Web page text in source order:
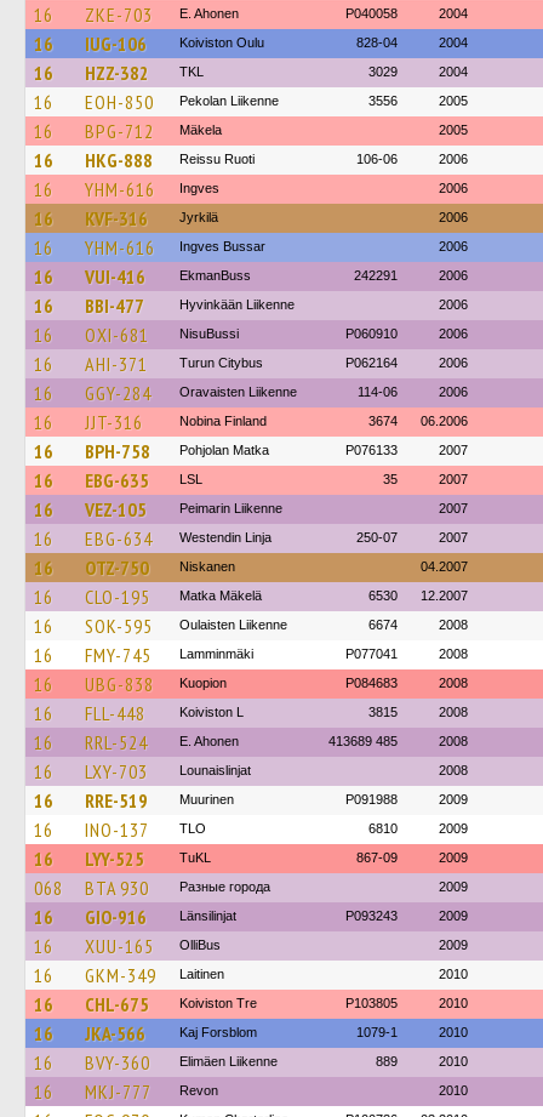
16 ZKE-703 E. Ahonen P040058 2004
16 IUG-106 Koiviston Oulu 828-04 2004
16 HZZ-382 TKL 3029 2004
16 EOH-850 Pekolan Liikenne 3556 2005
16 BPG-712 Mäkela 2005
16 HKG-888 Reissu Ruoti 106-06 2006
16 YHM-616 Ingves 2006
16 KVF-316 Jyrkilä 2006
16 YHM-616 Ingves Bussar 2006
16 VUI-416 EkmanBuss 242291 2006
16 BBI-477 Hyvinkään Liikenne 2006
16 OXI-681 NisuBussi P060910 2006
16 AHI-371 Turun Citybus P062164 2006
16 GGY-284 Oravaisten Liikenne 114-06 2006
16 JJT-316 Nobina Finland 3674 06.2006
16 BPH-758 Pohjolan Matka P076133 2007
16 EBG-635 LSL 35 2007
16 VEZ-105 Peimarin Liikenne 2007
16 EBG-634 Westendin Linja 250-07 2007
16 OTZ-750 Niskanen 04.2007
16 CLO-195 Matka Mäkelä 6530 12.2007
16 SOK-595 Oulaisten Liikenne 6674 2008
16 FMY-745 Lamminmäki P077041 2008
16 UBG-838 Kuopion P084683 2008
16 FLL-448 Koiviston L 3815 2008
16 RRL-524 E. Ahonen 413689 485 2008
16 LXY-703 Lounaislinjat 2008
16 RRE-519 Muurinen P091988 2009
16 INO-137 TLO 6810 2009
16 LYY-525 TuKL 867-09 2009
068 BTA 930 Разные города 2009
16 GIO-916 Länsilinjat P093243 2009
16 XUU-165 OlliBus 2009
16 GKM-349 Laitinen 2010
16 CHL-675 Koiviston Tre P103805 2010
16 JKA-566 Kaj Forsblom 1079-1 2010
16 BVY-360 Elimäen Liikenne 889 2010
16 MKJ-777 Revon 2010